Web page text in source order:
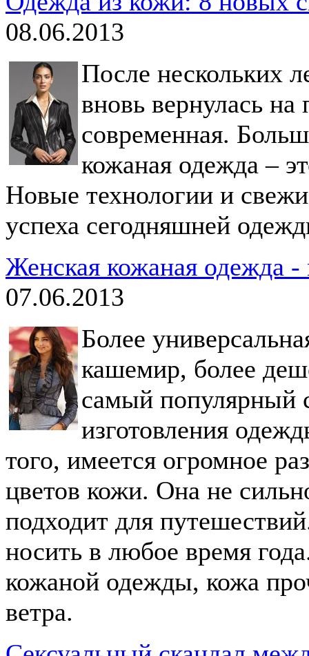
08.06.2013
После нескольких
вновь вернулась
современная.
кожаная одежда –
Новые технологии и
успеха сегодняшней
Женская кожаная одежда -
07.06.2013
Более
кашемир, более
самый популярный
изготовления
того, имеется огромное
цветов кожи. Она не
подходит для
носить в любое время
кожаной одежды, кожа
ветра.